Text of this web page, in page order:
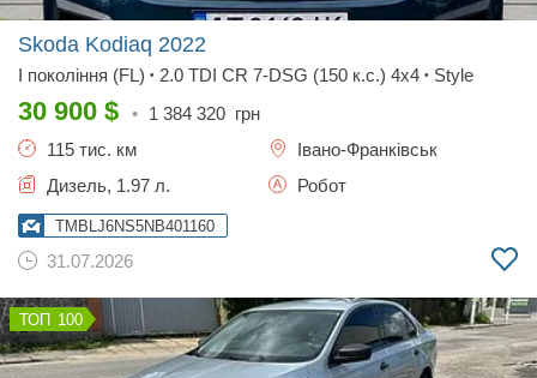
Skoda Kodiaq 2022
I покоління (FL) • 2.0 TDI CR 7-DSG (150 к.с.) 4х4 • Style
30 900 $ • 1 384 320 грн
115 тис. км
Івано-Франківськ
Дизель, 1.97 л.
Робот
TMBLJ6NS5NB401160
31.07.2026
100